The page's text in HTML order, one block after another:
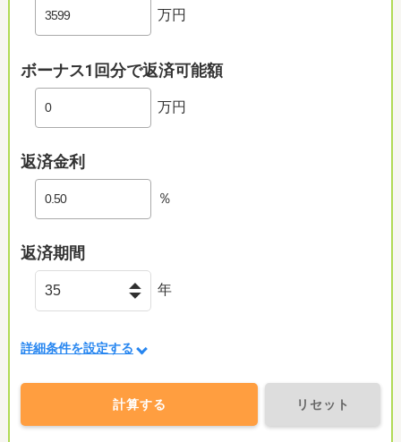
万円
ボーナス1回分で返済可能額
万円
返済金利
％
返済期間
年
詳細条件を設定する
計算する リセット